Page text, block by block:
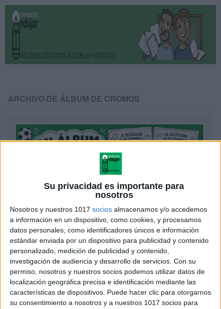
Su privacidad es importante para
nosotros
Nosotros y nuestros 1017 socios almacenamos y/o accedemos
a información en un dispositivo, como cookies, y procesamos
datos personales, como identificadores únicos e información
estándar enviada por un dispositivo para publicidad y contenido
personalizado, medición de publicidad y contenido,
investigación de audiencia y desarrollo de servicios. Con su
permiso, nosotros y nuestros socios podemos utilizar datos de
localización geográfica precisa e identificación mediante las
características de dispositivos. Puede hacer clic para otorgarnos
su consentimiento a nosotros y a nuestros 1017 socios para
ARCHIVO DE ÁLBUM DE CROMOS
Mi álbum de cromos del curso escolar
2025-2026
Publicado el 5 junio, 2026